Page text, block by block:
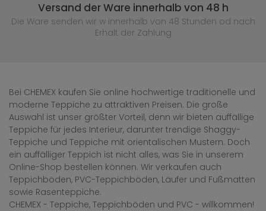
Versand der Ware innerhalb von 48 h
Die Ware senden wir w innerhalb von 48 Stunden od nach
Erhalt der Zahlung
Bei CHEMEX kaufen Sie online hochwertige traditionelle und
moderne Teppiche zu attraktiven Preisen. Die große
Auswahl ist unser größter Vorteil, denn wir bieten auffällige
Teppiche für jedes Interieur, darunter trendige Shaggy-
Teppiche und Teppiche mit orientalischen Mustern. Doch
ein auffälliger Teppich ist nicht alles, was Sie in unserem
Online-Shop bestellen können. Wir verkaufen auch
Teppichböden, PVC-Teppichböden, Läufer und Fußmatten
sowie Rasenteppiche.
CHEMEX - Teppiche, Teppichböden und PVC - willkommen!